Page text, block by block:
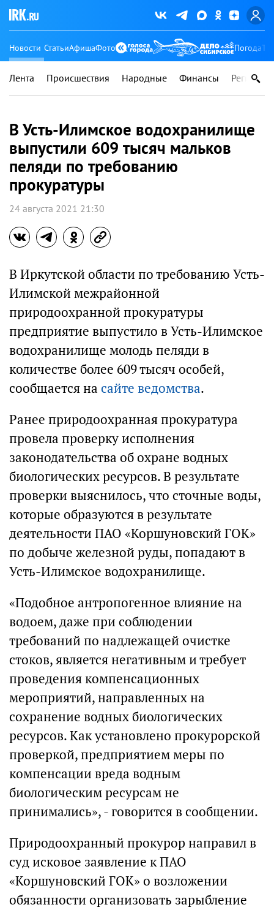
Новости СтатьиАфишаФото Погода
Лента Происшествия Народные Финансы Регионы
В Усть-Илимское водохранилище
выпустили 609 тысяч мальков
пеляди по требованию
прокуратуры
24 августа 2021 21:30
В Иркутской области по требованию Усть-
Илимской межрайонной
природоохранной прокуратуры
предприятие выпустило в Усть-Илимское
водохранилище молодь пеляди в
количестве более 609 тысяч особей,
сообщается на сайте ведомства.
Ранее природоохранная прокуратура
провела проверку исполнения
законодательства об охране водных
биологических ресурсов. В результате
проверки выяснилось, что сточные воды,
которые образуются в результате
деятельности ПАО «Коршуновский ГОК»
по добыче железной руды, попадают в
Усть-Илимское водохранилище.
«Подобное антропогенное влияние на
водоем, даже при соблюдении
требований по надлежащей очистке
стоков, является негативным и требует
проведения компенсационных
мероприятий, направленных на
сохранение водных биологических
ресурсов. Как установлено прокурорской
проверкой, предприятием меры по
компенсации вреда водным
биологическим ресурсам не
принимались», - говорится в сообщении.
Природоохранный прокурор направил в
суд исковое заявление к ПАО
«Коршуновский ГОК» о возложении
обязанности организовать зарыбление